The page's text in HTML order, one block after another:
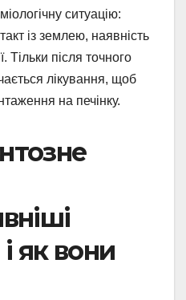
ситуацію:
із землею, наявність
Тільки після точного
лікування, щоб
на печінку.
як вони